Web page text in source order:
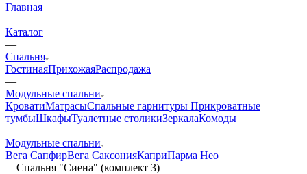
Главная
—
Каталог
—
Спальня
ГостинаяПрихожаяРаспродажа
—
Модульные спальни
КроватиМатрасыСпальные гарнитуры Прикроватные
тумбыШкафыТуалетные столикиЗеркалаКомоды
—
Модульные спальни
Вега СапфирВега СаксонияКаприПарма Нео
—Спальня "Сиена" (комплект 3)